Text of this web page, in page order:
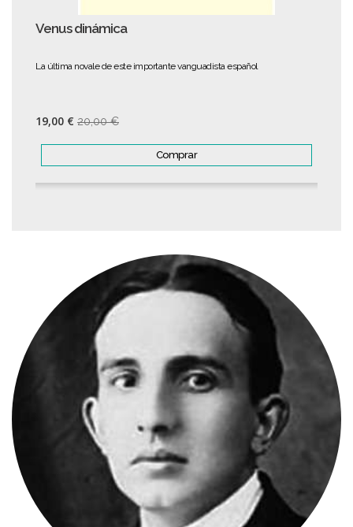
Venus dinámica
La última novale de este importante vanguadista español
19,00 € 20,00 €
Comprar